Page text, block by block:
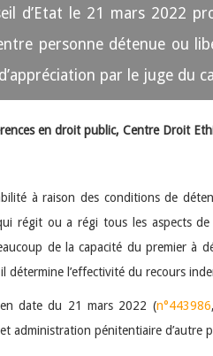
d’Etat le 21 mars 2022
personne détenue ou
par le juge du
en droit public, Centre Droit
à raison des conditions de
régit ou a régi tous les aspects
de la capacité du premier à
détermine l’effectivité du recours
en date du 21 mars 2022 (n°443986
administration pénitentiaire